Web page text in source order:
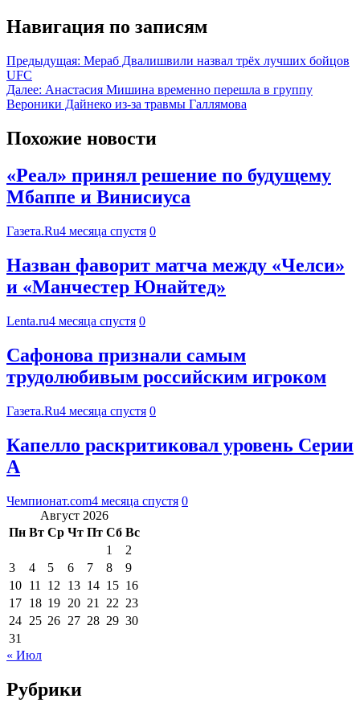
Навигация по записям
Предыдущая: Мераб Двалишвили назвал трёх лучших бойцов
UFC
Далее: Анастасия Мишина временно перешла в группу
Вероники Дайнеко из-за травмы Галлямова
Похожие новости
«Реал» принял решение по будущему
Мбаппе и Винисиуса
Газета.Ru4 месяца спустя 0
Назван фаворит матча между «Челси»
и «Манчестер Юнайтед»
Lenta.ru4 месяца спустя 0
Сафонова признали самым
трудолюбивым российским игроком
Газета.Ru4 месяца спустя 0
Капелло раскритиковал уровень Серии
А
Чемпионат.com4 месяца спустя 0
Август 2026
Пн Вт Ср Чт Пт Сб Вс
1
2
3
4 5 6 7 8
9
10 11 12 13 14 15 16
17 18 19 20 21 22 23
24 25 26 27 28 29 30
31
« Июл
Рубрики